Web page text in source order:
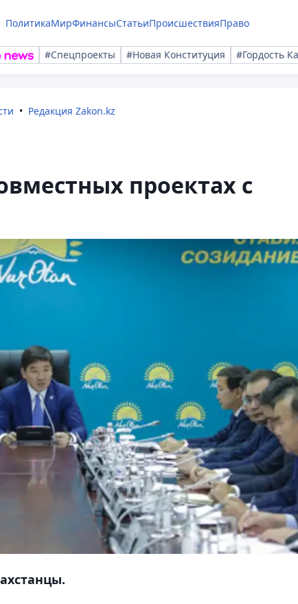
ПолитикаМирФинансыСтатьиПроисшествияПраво
#Спецпроекты #Новая Конституция #Гордость
Редакция Zakon.kz
проектах с